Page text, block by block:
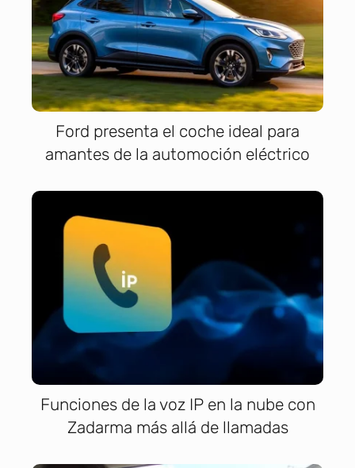
Ford presenta el coche ideal para
amantes de la automoción eléctrico
Funciones de la voz IP en la nube con
Zadarma más allá de llamadas